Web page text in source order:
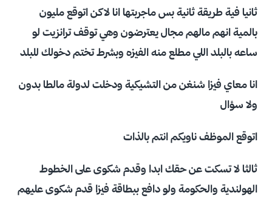
ثانيا فية طريقة ثانية بس ماجربتها انا لاكن اتوقع مليون
بالمية انهم مالهم مجال يعترضون وهي توقف ترانزيت لو
ساعه بالبلد اللي مطلع منه الفيزه وبشرط تختم دخولك للبلد
انا معاي فيزا شنغن من التشيكية ودخلت لدولة مالطا بدون
ولا سؤال
اتوقع الموظف ناويكم انتم بالذات
ثالثا لا تسكت عن حقك ابدا وقدم شكوى على الخطوط
الهولندية والحكومة ولو دافع ببطاقة فيزا قدم شكوى عليهم